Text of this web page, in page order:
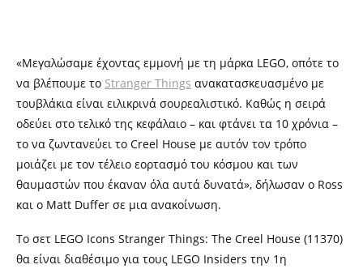
«Μεγαλώσαμε έχοντας εμμονή με τη μάρκα LEGO, οπότε το
να βλέπουμε το Stranger Things ανακατασκευασμένο με
τουβλάκια είναι ειλικρινά σουρεαλιστικό. Καθώς η σειρά
οδεύει στο τελικό της κεφάλαιο – και φτάνει τα 10 χρόνια –
το να ζωντανεύει το Creel House με αυτόν τον τρόπο
μοιάζει με τον τέλειο εορτασμό του κόσμου και των
θαυμαστών που έκαναν όλα αυτά δυνατά», δήλωσαν ο Ross
και ο Matt Duffer σε μια ανακοίνωση.
Το σετ LEGO Icons Stranger Things: The Creel House (11370)
θα είναι διαθέσιμο για τους LEGO Insiders την 1η